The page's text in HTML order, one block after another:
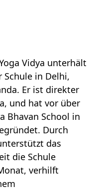
Vidya unterhält
Schule in Delhi,
Er ist direkter
und hat vor über
Bhavan School in
Durch
das
die Schule
verhilft